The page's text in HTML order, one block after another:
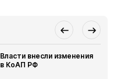
Власти внесли изменения
в КоАП РФ